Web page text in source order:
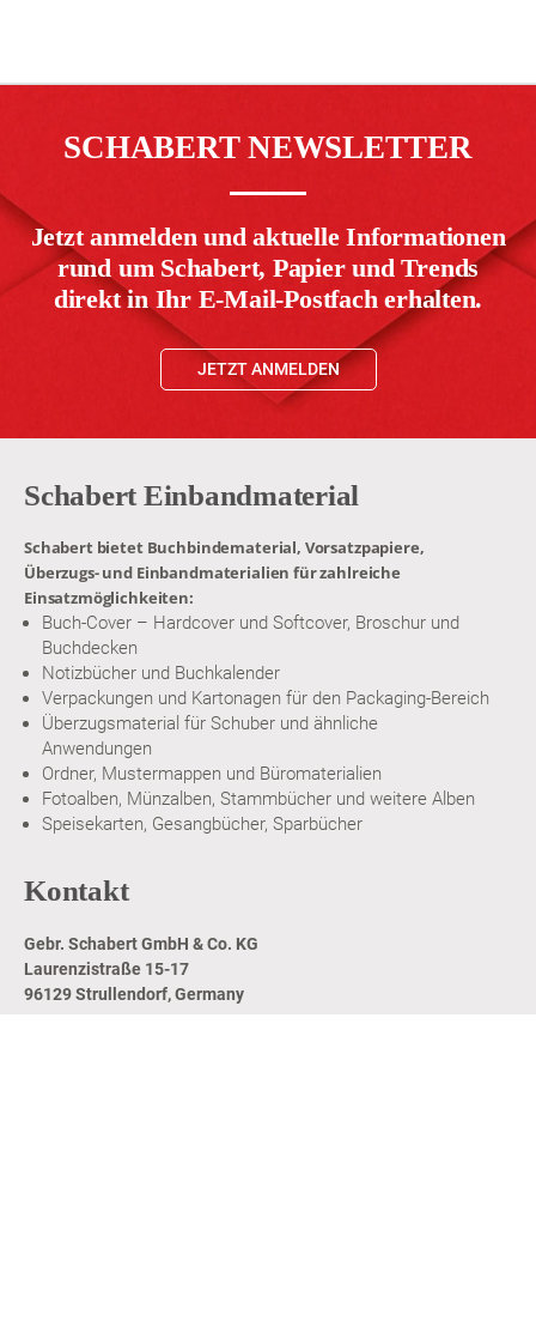
SCHABERT NEWSLETTER
Jetzt anmelden und aktuelle Informationen
rund um Schabert, Papier und Trends
direkt in Ihr E-Mail-Postfach erhalten.
JETZT ANMELDEN
Schabert Einbandmaterial
Schabert bietet Buchbindematerial, Vorsatzpapiere,
Überzugs- und Einbandmaterialien für zahlreiche
Einsatzmöglichkeiten:
Buch-Cover – Hardcover und Softcover, Broschur und
Buchdecken
Notizbücher und Buchkalender
Verpackungen und Kartonagen für den Packaging-Bereich
Überzugsmaterial für Schuber und ähnliche
Anwendungen
Ordner, Mustermappen und Büromaterialien
Fotoalben, Münzalben, Stammbücher und weitere Alben
Speisekarten, Gesangbücher, Sparbücher
Kontakt
Gebr. Schabert GmbH & Co. KG
Laurenzistraße 15-17
96129 Strullendorf, Germany